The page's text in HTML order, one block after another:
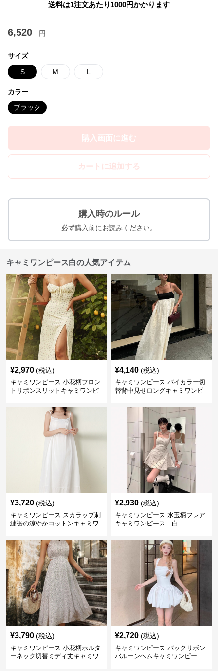
送料は1注文あたり 1000円かかります
6,520 円
サイズ
S M L
カラー
ブラック
購入画面に進む
カートに追加する
購入時のルール
必ず購入前にお読みください。
キャミワンピース白の人気アイテム
¥2,970 (税込)
キャミワンピース 小花柄フロン
トリボンスリットキャミワンピ
¥4,140 (税込)
キャミワンピース バイカラー切
替背中見せロングキャミワンピ
¥3,720 (税込)
キャミワンピース スカラップ刺
繍裾の涼やかコットンキャミワ
¥2,930 (税込)
キャミワンピース 水玉柄フレア
キャミワンピース 白
¥3,790 (税込)
キャミワンピース 小花柄ホルタ
ーネック切替ミディ丈キャミワ
¥2,720 (税込)
キャミワンピース バックリボン
バルーンヘムキャミワンピー